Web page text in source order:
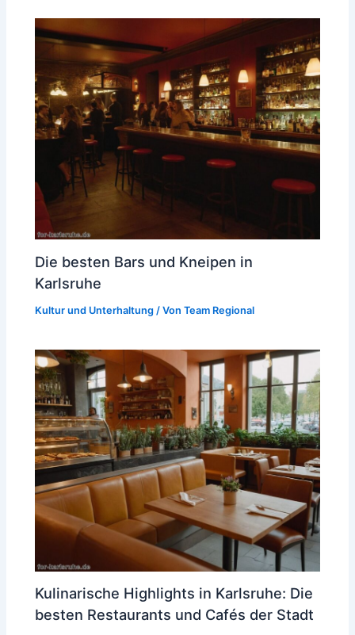
Die besten Bars und Kneipen in
Karlsruhe
Kultur und Unterhaltung / VonTeam Regional
Kulinarische Highlights in Karlsruhe: Die
besten Restaurants und Cafés der Stadt